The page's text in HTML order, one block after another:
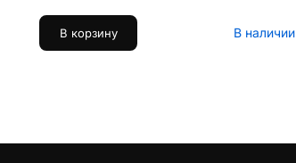
В корзину В наличии